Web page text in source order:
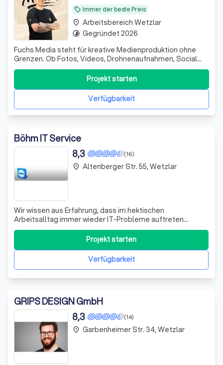
local_offer Immer der beste Preis
Fuchs Media steht für kreative Medienproduktion ohne
Grenzen. Ob Fotos, Videos, Drohnenaufnahmen, Social
Media Content, Imagefilme, Eventbegleitung, Werbeclips
oder Content für Unternehmen oder sie Privat, wir setzen
Ideen professionell und modern um. Von kleinen Projekten
bis zu großen ProduktioneVerfügbarkeit
Projekt starten
place Arbeitsbereich Wetzlar
timelapse Gegründet 2026
Böhm IT Service
(16)
8,3
Wir wissen aus Erfahrung, dass im hektischen
Arbeitsalltag immer wieder IT-Probleme auftreten
können. Oft fehlt den Nutzern die Zeit und das Know-how,
um diese Herausforderungen selbst zu bewältigen. Hier
kommen wir ins Spiel! Egal, ob Outlook abgestürzt ist, eine
neue Softwareversion installiert we
Verfügbarkeit
Projekt starten
place Altenberger Str. 55, Wetzlar
GRIPS DESIGN GmbH
(14)
8,3
place Garbenheimer Str. 34, Wetzlar